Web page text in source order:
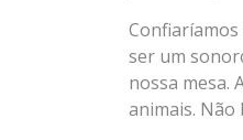
ser um
nossa mesa.
animais. Não